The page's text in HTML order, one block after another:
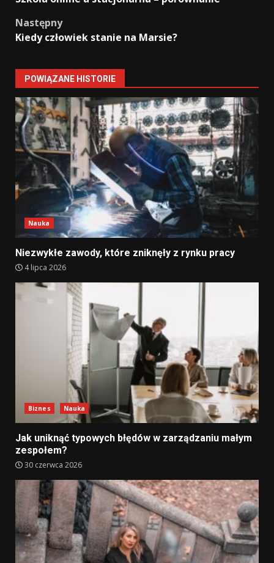
Następny
Kiedy człowiek stanie na Marsie?
POWIĄZANE HISTORIE
Nauka
Niezwykłe zawody, które zniknęły z rynku pracy
4 lipca 2026
Biznes Nauka
Jak uniknąć typowych błędów w zarządzaniu małym
zespołem?
30 czerwca 2026